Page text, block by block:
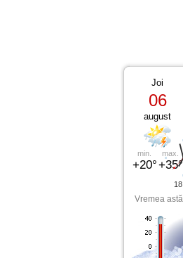
Joi
06
august
min.
+20°
max.
+35°
Vremea